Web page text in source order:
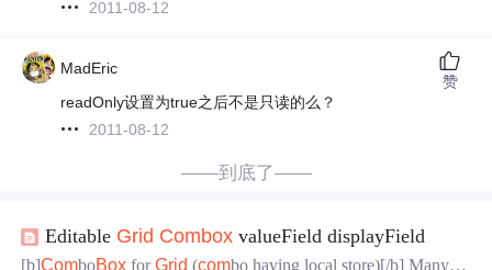
2011-08-12
MadEric
readOnly设置为true之后不是只读的么？
2011-08-12
赞
——到底了——
Editable Grid Combox valueField displayField
[b]ComboBox forGrid (combo having local store)[/b] Many pe